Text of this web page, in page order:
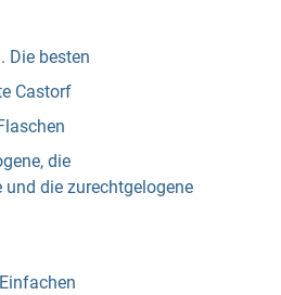
Die besten
Castorf
die
die zurechtgelogene